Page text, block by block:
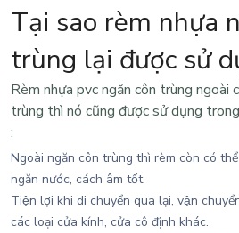
Tại sao rèm nhựa
trùng lại được sử
Rèm nhựa pvc ngăn côn trùng ngoài
trùng thì nó cũng được sử dụng
:
Ngoài ngăn côn trùng thì rèm còn có
ngăn nước, cách âm tốt.
Tiện lợi khi di chuyển qua lại, vận
các loại cửa kính, cửa cô định khác.